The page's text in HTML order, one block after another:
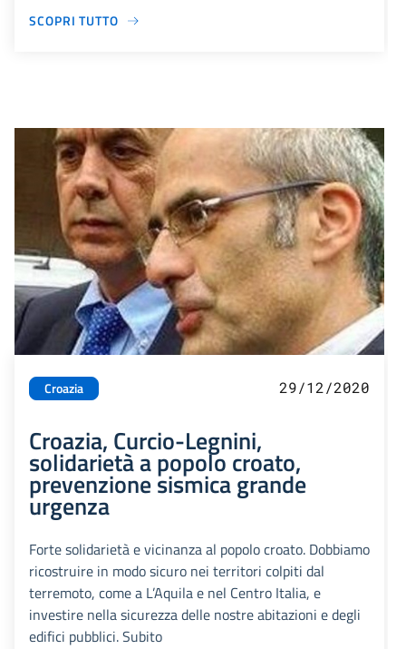
SCOPRI TUTTO
Croazia 29/12/2020
Croazia, Curcio-Legnini,
solidarietà a popolo croato,
prevenzione sismica grande
urgenza
Forte solidarietà e vicinanza al popolo croato. Dobbiamo
ricostruire in modo sicuro nei territori colpiti dal
terremoto, come a L’Aquila e nel Centro Italia, e
investire nella sicurezza delle nostre abitazioni e degli
edifici pubblici. Subito